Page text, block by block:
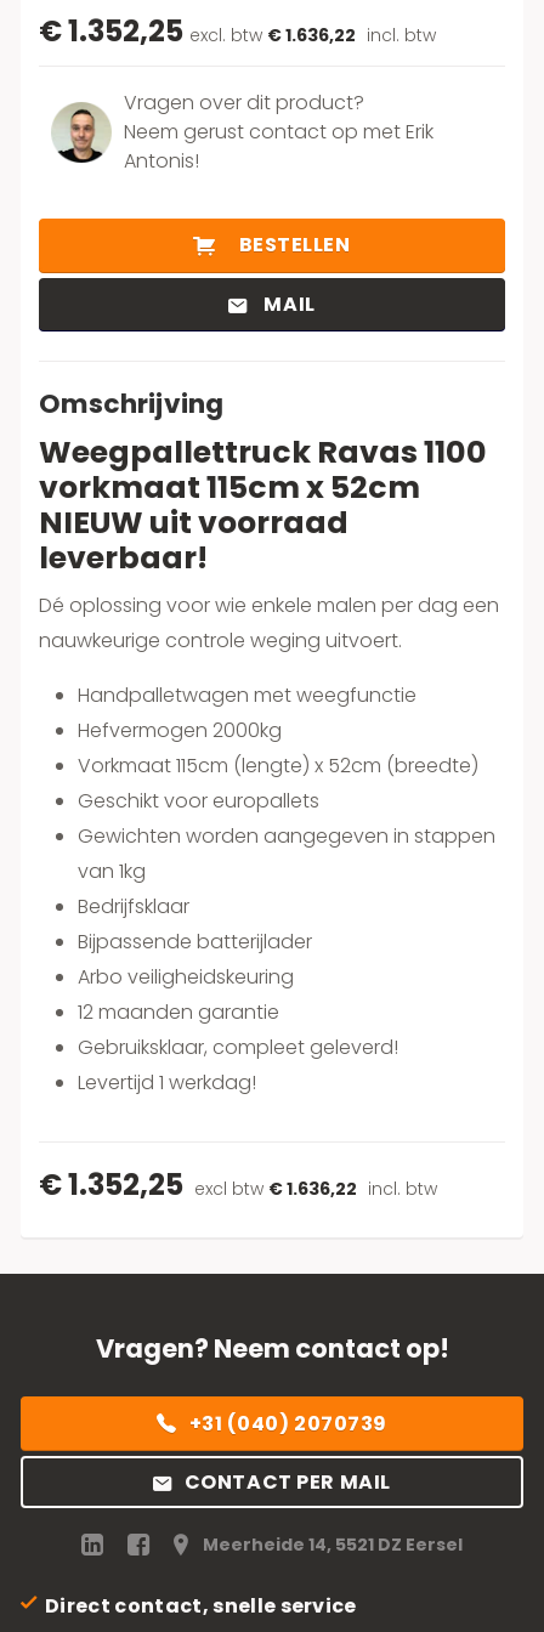
€ 1.352,25 excl. btw € 1.636,22 incl. btw
Vragen over dit product?
Neem gerust contact op met Erik
Antonis!
BESTELLEN
MAIL
Omschrijving
Weegpallettruck Ravas 1100
vorkmaat 115cm x 52cm
NIEUW uit voorraad
leverbaar!
Dé oplossing voor wie enkele malen per dag een
nauwkeurige controle weging uitvoert.
Handpalletwagen met weegfunctie
Hefvermogen 2000kg
Vorkmaat 115cm (lengte) x 52cm (breedte)
Geschikt voor europallets
Gewichten worden aangegeven in stappen
van 1kg
Bedrijfsklaar
Bijpassende batterijlader
Arbo veiligheidskeuring
12 maanden garantie
Gebruiksklaar, compleet geleverd!
Levertijd 1 werkdag!
€ 1.352,25 excl btw € 1.636,22 incl. btw
Vragen? Neem contact op!
+31 (040) 2070739
CONTACT PER MAIL
Meerheide 14, 5521 DZ Eersel
Direct contact, snelle service